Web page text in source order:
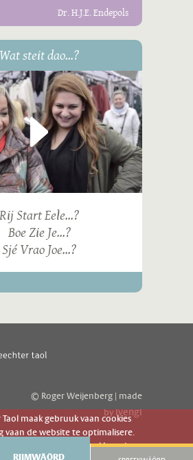
Dr. H.J.E. Endepols
Wat steit dao...?
Rij Start Eele...?
Boe Zie Je...?
Sjé Vrao Joe...?
© Roger Weijenberg | made
byivengi
RIJMWÄÖRD
maak gebruuk vaan cookies
vaan de website te optimalisere.
gebruuk gaot g'r akkoord